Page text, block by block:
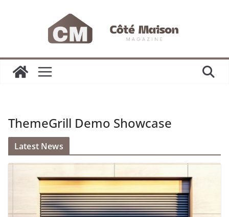
ThemeGrill Demo Showcase
Latest News